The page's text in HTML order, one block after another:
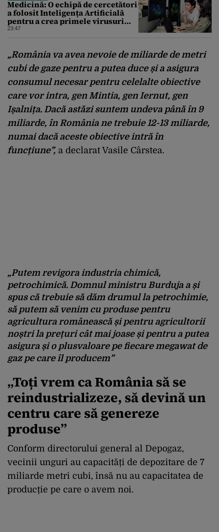
Medicină: O echipă de cercetători
a folosit Inteligența Artificială
pentru a crea primele virusuri
sintetice la tratarea de E.coli
23:47
„România va avea nevoie de miliarde de metri
cubi de gaze pentru a putea duce și a asigura
consumul necesar pentru celelalte obiective
care vor intra, gen Mintia, gen Iernut, gen
Ișalnița. Dacă astăzi suntem undeva până în 9
miliarde, în România ne trebuie 12-13 miliarde,
numai dacă aceste obiective intră în
funcțiune”, a declarat Vasile Cârstea.
„Putem revigora industria chimică,
petrochimică. Domnul ministru Burduja a și
spus că trebuie să dăm drumul la petrochimie,
să putem să venim cu produse pentru
agricultura românească și pentru agricultorii
noștri la prețuri cât mai joase și pentru a putea
asigura și o plusvaloare pe fiecare megawat de
gaz pe care îl producem”
„Toți vrem ca România să se
reindustrializeze, să devină un
centru care să genereze
produse”
Conform directorului general al Depogaz,
vecinii unguri au capacități de depozitare de 7
miliarde metri cubi, însă nu au capacitatea de
producție pe care o avem noi.